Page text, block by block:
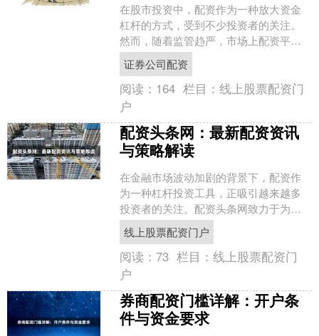
在股市投资中，配资作为一种放大资金
杠杆的方式，受到不少投资者的关注。
然而，随着监管趋严，市场上配资平台
鱼龙混杂，如何选择合规、安全的平台
成为投资者的首要课题。本....
证券公司配资
阅读： 164 栏目：线上股票配资门
户
配资头条网：最新配资资讯
与策略解读
在金融市场波动加剧的背景下，配资作
为一种杠杆投资工具，正吸引越来越多
投资者的关注。配资头条网致力于为投
资者提供最新、最全面的配资资讯与策
略解读，帮助大家在复杂多....
线上股票配资门户
阅读：73 栏目：线上股票配资门
户
券商配资门槛详解：开户条
件与资金要求